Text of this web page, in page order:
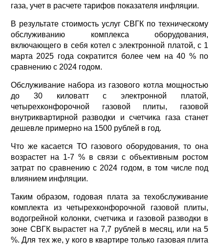
газа, учет в расчете тарифов показателя инфляции.
В результате стоимость услуг СВГК по техническому
обслуживанию комплекса оборудования,
включающего в себя котел с электронной платой, с 1
марта 2025 года сократится более чем на 40 % по
сравнению с 2024 годом.
Обслуживание набора из газового котла мощностью
до 30 киловатт с электронной платой,
четырехконфорочной газовой плиты, газовой
внутриквартирной разводки и счетчика газа станет
дешевле примерно на 1500 рублей в год.
Что же касается ТО газового оборудования, то она
возрастет на 1-7 % в связи с объективным ростом
затрат по сравнению с 2024 годом, в том числе под
влиянием инфляции.
Таким образом, годовая плата за техобслуживание
комплекта из четырехконфорочной газовой плиты,
водогрейной колонки, счетчика и газовой разводки в
зоне СВГК вырастет на 7,7 рублей в месяц, или на 5
%. Для тех же, у кого в квартире только газовая плита